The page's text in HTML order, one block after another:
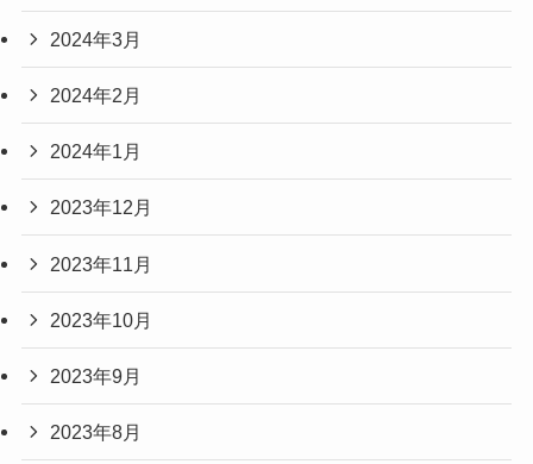
2024年3月
2024年2月
2024年1月
2023年12月
2023年11月
2023年10月
2023年9月
2023年8月